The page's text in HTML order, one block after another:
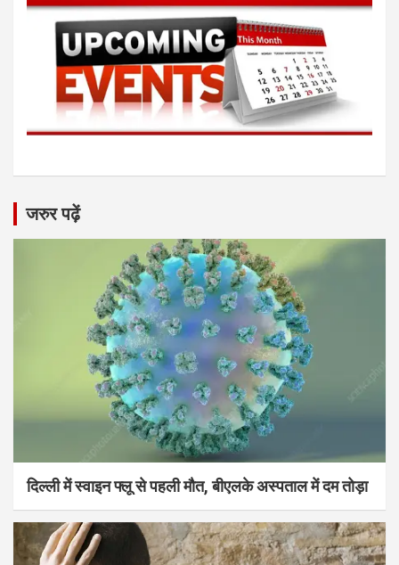
जरुर पढ़ें
दिल्ली में स्वाइन फ्लू से पहली मौत, बीएलके अस्पताल में दम तोड़ा